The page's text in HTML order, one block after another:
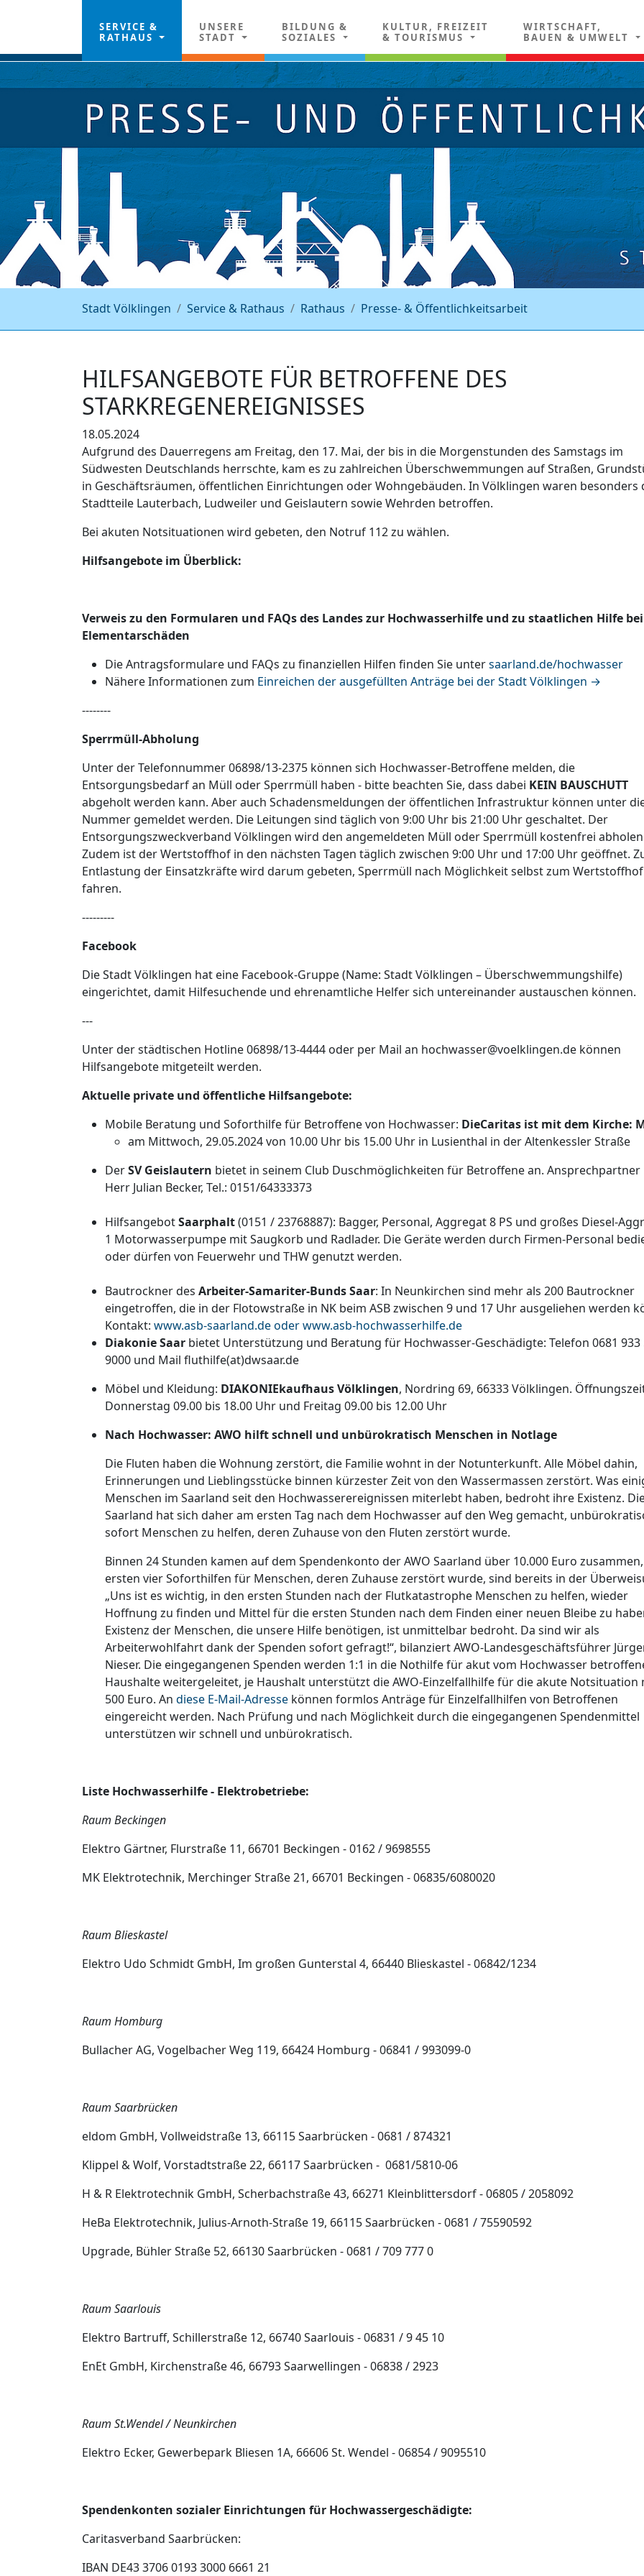
SERVICE &
RATHAUS
UNSERE
STADT
BILDUNG &
SOZIALES
KULTUR, FREIZEIT
& TOURISMUS
WIRTSCHAFT,
BAUEN & UMWELT
Stadt Völklingen Service & Rathaus Rathaus Presse- & Öffentlichkeitsarbeit
HILFSANGEBOTE FÜR BETROFFENE DES
STARKREGENEREIGNISSES
18.05.2024
Aufgrund des Dauerregens am Freitag, den 17. Mai, der bis in die Morgenstunden des Samstags im
Südwesten Deutschlands herrschte, kam es zu zahlreichen Überschwemmungen auf Straßen,
in Geschäftsräumen, öffentlichen Einrichtungen oder Wohngebäuden. In Völklingen waren besonders
Stadtteile Lauterbach, Ludweiler und Geislautern sowie Wehrden betroffen.
Bei akuten Notsituationen wird gebeten, den Notruf 112 zu wählen.
Hilfsangebote im Überblick:
Verweis zu den Formularen und FAQs des Landes zur Hochwasserhilfe und zu staatlichen Hilfe bei
Elementarschäden
Die Antragsformulare und FAQs zu finanziellen Hilfen finden Sie untersaarland.de/hochwasser
Nähere Informationen zum Einreichen der ausgefüllten Anträge bei der Stadt Völklingen →
--------
Sperrmüll-Abholung
Unter der Telefonnummer 06898/13-2375 können sich Hochwasser-Betroffene melden, die
Entsorgungsbedarf an Müll oder Sperrmüll haben - bitte beachten Sie, dass dabei KEIN BAUSCHUTT
abgeholt werden kann. Aber auch Schadensmeldungen der öffentlichen Infrastruktur können unter
Nummer gemeldet werden. Die Leitungen sind täglich von 9:00 Uhr bis 21:00 Uhr geschaltet. Der
Entsorgungszweckverband Völklingen wird den angemeldeten Müll oder Sperrmüll kostenfrei
Zudem ist der Wertstoffhof in den nächsten Tagen täglich zwischen 9:00 Uhr und 17:00 Uhr geöffnet.
Entlastung der Einsatzkräfte wird darum gebeten, Sperrmüll nach Möglichkeit selbst zum
fahren.
---------
Facebook
Die Stadt Völklingen hat eine Facebook-Gruppe (Name: Stadt Völklingen ­– Überschwemmungshilfe)
eingerichtet, damit Hilfesuchende und ehrenamtliche Helfer sich untereinander austauschen können.
---
Unter der städtischen Hotline 06898/13-4444 oder per Mail an hochwasser@voelklingen.de können
Hilfsangebote mitgeteilt werden.
Aktuelle private und öffentliche Hilfsangebote:
Mobile Beratung und Soforthilfe für Betroffene von Hochwasser: DieCaritas ist mit dem Kirche:
am Mittwoch, 29.05.2024 von 10.00 Uhr bis 15.00 Uhr in Lusienthal in der Altenkessler Straße
DerSV Geislautern bietet in seinem Club Duschmöglichkeiten für Betroffene an. Ansprechpartner
Herr Julian Becker, Tel.: 0151/64333373
HilfsangebotSaarphalt(0151 / 23768887): Bagger, Personal, Aggregat 8 PS und großes Diesel-
1 Motorwasserpumpe mit Saugkorb und Radlader. Die Geräte werden durch Firmen-Personal
oder dürfen von Feuerwehr und THW genutzt werden.
Bautrockner des Arbeiter-Samariter-Bunds Saar: In Neunkirchen sind mehr als 200 Bautrockner
eingetroffen, die in der Flotowstraße in NK beim ASB zwischen 9 und 17 Uhr ausgeliehen werden
Kontakt: www.asb-saarland.de oder www.asb-hochwasserhilfe.de
Diakonie Saar bietet Unterstützung und Beratung für Hochwasser-Geschädigte: Telefon 0681 933
9000 und Mail fluthilfe(at)dwsaar.de
Möbel und Kleidung: DIAKONIEkaufhaus Völklingen, Nordring 69, 66333 Völklingen.
Donnerstag 09.00 bis 18.00 Uhr und Freitag 09.00 bis 12.00 Uhr
Nach Hochwasser: AWO hilft schnell und unbürokratisch Menschen in Notlage
Die Fluten haben die Wohnung zerstört, die Familie wohnt in der Notunterkunft. Alle Möbel dahin,
Erinnerungen und Lieblingsstücke binnen kürzester Zeit von den Wassermassen zerstört. Was
Menschen im Saarland seit den Hochwasserereignissen miterlebt haben, bedroht ihre Existenz.
Saarland hat sich daher am ersten Tag nach dem Hochwasser auf den Weg gemacht,
sofort Menschen zu helfen, deren Zuhause von den Fluten zerstört wurde.
Binnen 24 Stunden kamen auf dem Spendenkonto der AWO Saarland über 10.000 Euro
ersten vier Soforthilfen für Menschen, deren Zuhause zerstört wurde, sind bereits in der
„Uns ist es wichtig, in den ersten Stunden nach der Flutkatastrophe Menschen zu helfen, wieder
Hoffnung zu finden und Mittel für die ersten Stunden nach dem Finden einer neuen Bleibe zu
Existenz der Menschen, die unsere Hilfe benötigen, ist unmittelbar bedroht. Da sind wir als
Arbeiterwohlfahrt dank der Spenden sofort gefragt!“, bilanziert AWO-Landesgeschäftsführer
Nieser. Die eingegangenen Spenden werden 1:1 in die Nothilfe für akut vom Hochwasser
Haushalte weitergeleitet, je Haushalt unterstützt die AWO-Einzelfallhilfe für die akute Notsituation
500 Euro. An diese E-Mail-Adresse können formlos Anträge für Einzelfallhilfen von Betroffenen
eingereicht werden. Nach Prüfung und nach Möglichkeit durch die eingegangenen Spendenmittel
unterstützen wir schnell und unbürokratisch.
Liste Hochwasserhilfe - Elektrobetriebe:
Raum Beckingen
Elektro Gärtner, Flurstraße 11, 66701 Beckingen - 0162 / 9698555
MK Elektrotechnik, Merchinger Straße 21, 66701 Beckingen - 06835/6080020
Raum Blieskastel
Elektro Udo Schmidt GmbH, Im großen Gunterstal 4, 66440 Blieskastel - 06842/1234
Raum Homburg
Bullacher AG, Vogelbacher Weg 119, 66424 Homburg - 06841 / 993099-0
Raum Saarbrücken
eldom GmbH, Vollweidstraße 13, 66115 Saarbrücken - 0681 / 874321
Klippel & Wolf, Vorstadtstraße 22, 66117 Saarbrücken - 0681/5810-06
H & R Elektrotechnik GmbH, Scherbachstraße 43, 66271 Kleinblittersdorf - 06805 / 2058092
HeBa Elektrotechnik, Julius-Arnoth-Straße 19, 66115 Saarbrücken - 0681 / 75590592
Upgrade, Bühler Straße 52, 66130 Saarbrücken - 0681 / 709 777 0
Raum Saarlouis
Elektro Bartruff, Schillerstraße 12, 66740 Saarlouis - 06831 / 9 45 10
EnEt GmbH, Kirchenstraße 46, 66793 Saarwellingen - 06838 / 2923
Raum St.Wendel / Neunkirchen
Elektro Ecker, Gewerbepark Bliesen 1A, 66606 St. Wendel - 06854 / 9095510
Spendenkonten sozialer Einrichtungen für Hochwassergeschädigte:
Caritasverband Saarbrücken:
IBAN DE43 3706 0193 3000 6661 21